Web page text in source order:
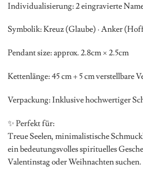
Individualisierung: 2 eingravierte
Symbolik: Kreuz (Glaube) · Anker
Pendant size: approx. 2.8cm × 2.5cm
Kettenlänge: 45 cm + 5 cm verstellbare
Verpackung: Inklusive hochwertiger
✨ Perfekt für:
Treue Seelen, minimalistische
ein bedeutungsvolles spirituelles
Valentinstag oder Weihnachten suchen.